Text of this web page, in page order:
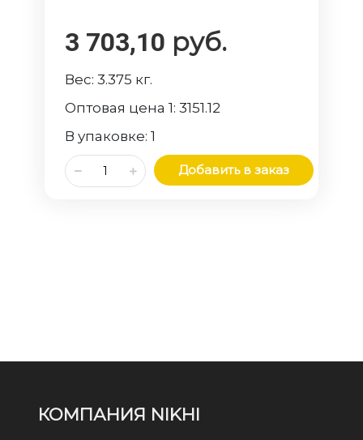
3 703,10 руб.
Вес:3.375 кг.
Оптовая цена 1:3151.12
В упаковке:1
Добавить в заказ
КОМПАНИЯ NIKHI